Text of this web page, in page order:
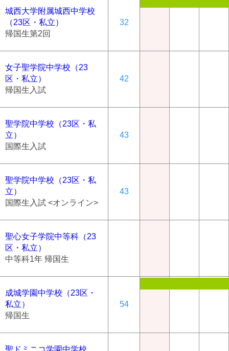
城西大学附属城西中学校
（23区・私立）
帰国生第2回
32
女子聖学院中学校（23
区・私立）
帰国生入試
42
聖学院中学校（23区・私
立）
国際生入試
43
聖学院中学校（23区・私
立）
国際生入試 <オンライン>
43
聖心女子学院中等科（23
区・私立）
中等科1年 帰国生
成城学園中学校（23区・
私立）
帰国生
54
聖ドミニコ学園中学校